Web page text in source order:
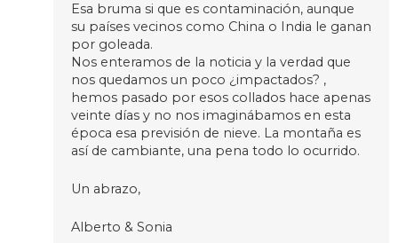
Esa bruma si que es contaminación, aunque
su países vecinos como China o India le ganan
por goleada.
Nos enteramos de la noticia y la verdad que
nos quedamos un poco ¿impactados? ,
hemos pasado por esos collados hace apenas
veinte días y no nos imaginábamos en esta
época esa previsión de nieve. La montaña es
así de cambiante, una pena todo lo ocurrido.
Un abrazo,
Alberto & Sonia